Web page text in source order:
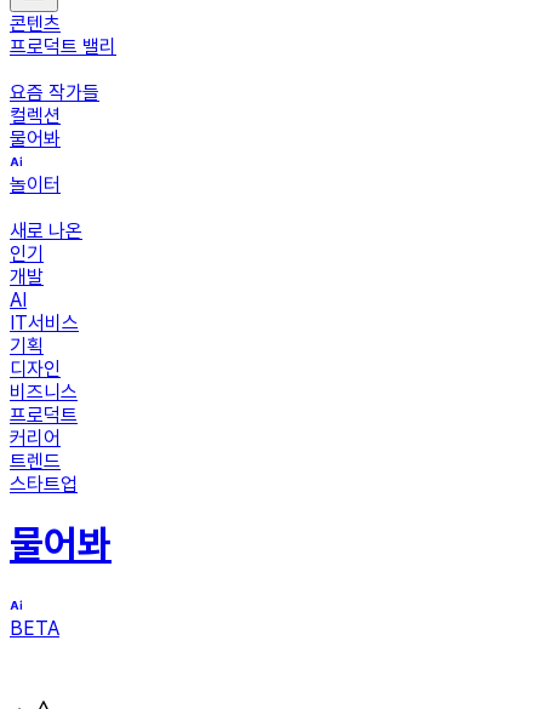
콘텐츠
프로덕트 밸리
요즘 작가들
컬렉션
물어봐
놀이터
새로 나온
인기
개발
AI
IT서비스
기획
디자인
비즈니스
프로덕트
커리어
트렌드
스타트업
물어봐
BETA